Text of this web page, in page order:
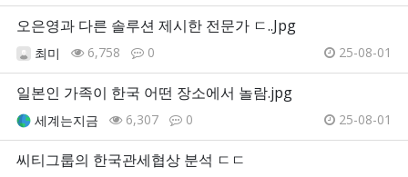
오은영과 다른 솔루션 제시한 전문가 ㄷ..Jpg
최미 6,758 0 25-08-01
일본인 가족이 한국 어떤 장소에서 놀람.jpg
세계는지금 6,307 0 25-08-01
씨티그룹의 한국관세협상 분석 ㄷㄷ